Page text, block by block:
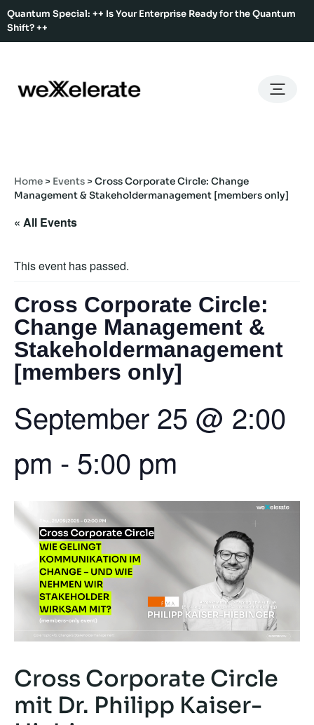
Quantum Special: ++ Is Your Enterprise Ready for the Quantum
Shift? ++
Ecosystem
Event Calendar
About Us
Back
Co-Working
Membership
Back
Ecosystem Map
Back
Our Team
Press Kit
Home > Events > Cross Corporate Circle: Change
Management & Stakeholdermanagement [members only]
« All Events
This event has passed.
Cross Corporate Circle:
Change Management &
Stakeholdermanagement
[members only]
September 25 @ 2:00
pm - 5:00 pm
Cross Corporate Circle
mit Dr. Philipp Kaiser-